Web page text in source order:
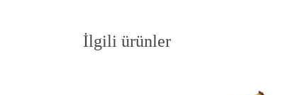
İlgili ürünler